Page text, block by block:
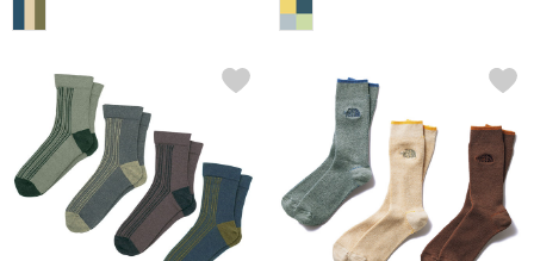
セイコー〉マウリッツハイス美術館公認フェ
ルメールオマージュウオッチ
その他